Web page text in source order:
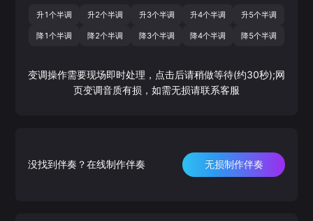
升1个半调 升2个半调 升3个半调 升4个半调 升5个半调
降1个半调 降2个半调 降3个半调 降4个半调 降5个半调
变调操作需要现场即时处理，点击后请稍做等待(约30秒);网
页变调音质有损，如需无损请联系客服
没找到伴奏？在线制作伴奏 无损制作伴奏